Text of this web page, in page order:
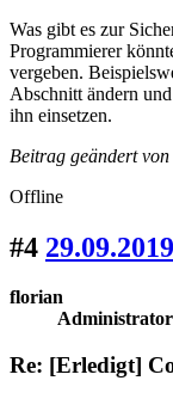
Was gibt es zur
Programmierer
vergeben.
Abschnitt ändern
ihn einsetzen.
Beitrag geändert
Offline
#4
florian
Administrator
Re: [Erledigt]